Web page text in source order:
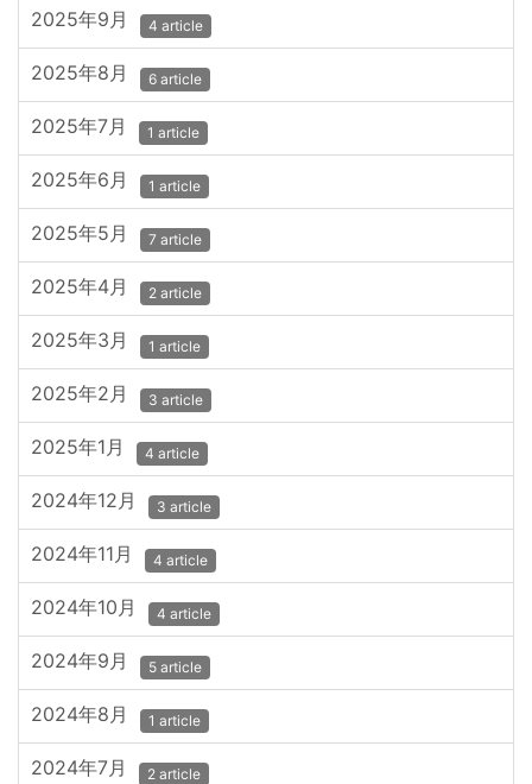
2025年9月 4 article
2025年8月 6 article
2025年7月 1 article
2025年6月 1 article
2025年5月 7 article
2025年4月 2 article
2025年3月 1 article
2025年2月 3 article
2025年1月 4 article
2024年12月 3 article
2024年11月 4 article
2024年10月 4 article
2024年9月 5 article
2024年8月 1 article
2024年7月 2 article